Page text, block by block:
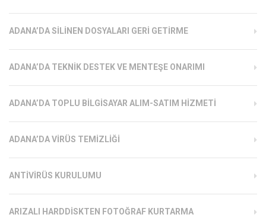
ADANA’DA SILINEN DOSYALARI GERI GETIRME
ADANA’DA TEKNIK DESTEK VE MENTEŞE ONARIMI
ADANA’DA TOPLU BILGISAYAR ALIM-SATIM HIZMETI
ADANA’DA VIRÜS TEMIZLIĞI
ANTIVIRÜS KURULUMU
ARIZALI HARDDISKTEN FOTOĞRAF KURTARMA